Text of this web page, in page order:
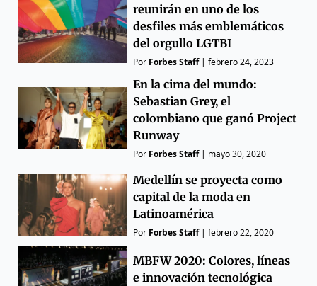
reunirán en uno de los
desfiles más emblemáticos
del orgullo LGTBI
Por Forbes Staff|febrero 24, 2023
En la cima del mundo:
Sebastian Grey, el
colombiano que ganó Project
Runway
Por Forbes Staff| mayo 30, 2020
Medellín se proyecta como
capital de la moda en
Latinoamérica
Por Forbes Staff|febrero 22, 2020
MBFW 2020: Colores, líneas
e innovación tecnológica